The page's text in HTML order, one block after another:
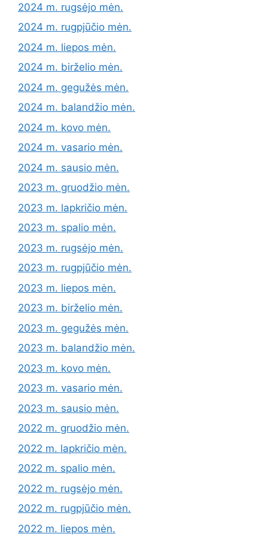
2024 m. rugsėjo mėn.
2024 m. rugpjūčio mėn.
2024 m. liepos mėn.
2024 m. birželio mėn.
2024 m. gegužės mėn.
2024 m. balandžio mėn.
2024 m. kovo mėn.
2024 m. vasario mėn.
2024 m. sausio mėn.
2023 m. gruodžio mėn.
2023 m. lapkričio mėn.
2023 m. spalio mėn.
2023 m. rugsėjo mėn.
2023 m. rugpjūčio mėn.
2023 m. liepos mėn.
2023 m. birželio mėn.
2023 m. gegužės mėn.
2023 m. balandžio mėn.
2023 m. kovo mėn.
2023 m. vasario mėn.
2023 m. sausio mėn.
2022 m. gruodžio mėn.
2022 m. lapkričio mėn.
2022 m. spalio mėn.
2022 m. rugsėjo mėn.
2022 m. rugpjūčio mėn.
2022 m. liepos mėn.